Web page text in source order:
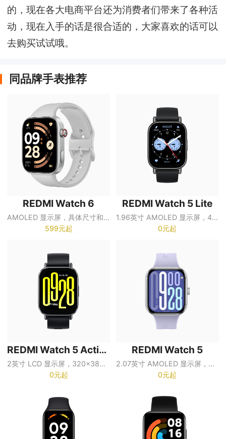
的，现在各大电商平台还为消费者们带来了各种活
动，现在入手的话是很合适的，大家喜欢的话可以
去购买试试哦。
同品牌手表推荐
REDMI Watch 6
AMOLED 显示屏，具体尺寸和分辨率以销售页面为准
599元起
REDMI Watch 5 Lite
1.96英寸 AMOLED 显示屏，410×502 分辨率
0元起
REDMI Watch 5 Active
2英寸 LCD 显示屏，320×385 分辨率
0元起
REDMI Watch 5
2.07英寸 AMOLED 显示屏，分辨率以销售地区页面为准
0元起